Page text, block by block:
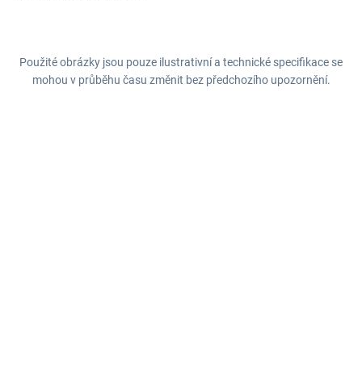
Použité obrázky jsou pouze ilustrativní a technické specifikace se
mohou v průběhu času změnit bez předchozího upozornění.